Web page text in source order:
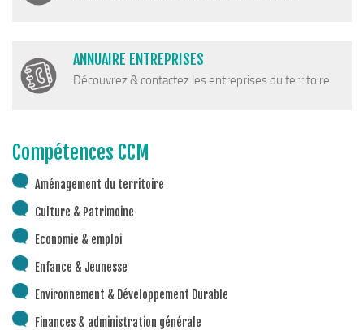
La Mure Cinéma Théatre
Maison Messiaen
Résidence-actions FESTINS 2025-2027
Idées sorties faciles
ANNUAIRE ENTREPRISES
Découvrez & contactez les entreprises du territoire
Compétences CCM
Aménagement du territoire
Culture & Patrimoine
Economie & emploi
Enfance & Jeunesse
Environnement & Développement Durable
Finances & administration générale